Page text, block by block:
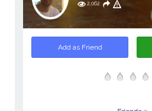
2,062
Add as Friend